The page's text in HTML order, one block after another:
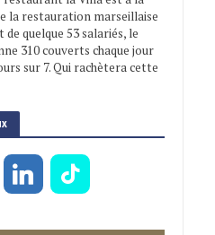
la restauration marseillaise
quelque 53 salariés, le
310 couverts chaque jour
sur 7. Qui rachètera cette